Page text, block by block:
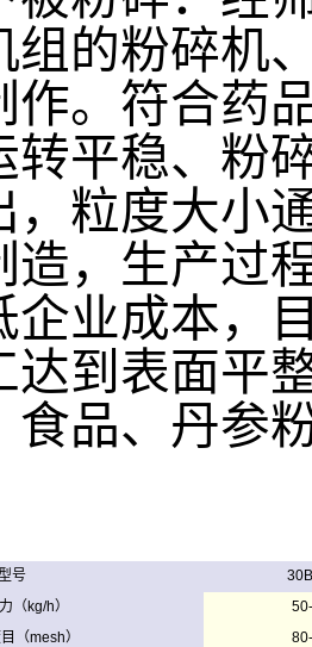
组的粉碎机
作。符合药
转平稳、粉
，粒度大小
造，生产过
企业成本，
达到表面平
品、 丹参
号
（kg/h）
（mesh）